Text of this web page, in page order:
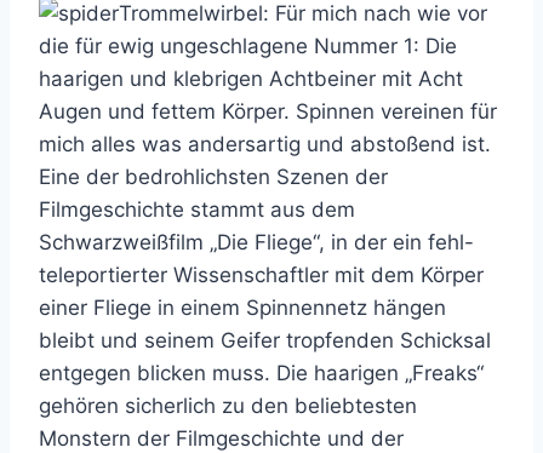
Trommelwirbel: Für mich nach wie vor
die für ewig ungeschlagene Nummer 1: Die
haarigen und klebrigen Achtbeiner mit Acht
Augen und fettem Körper. Spinnen vereinen für
mich alles was andersartig und abstoßend ist.
Eine der bedrohlichsten Szenen der
Filmgeschichte stammt aus dem
Schwarzweißfilm „Die Fliege“, in der ein fehl-
teleportierter Wissenschaftler mit dem Körper
einer Fliege in einem Spinnennetz hängen
bleibt und seinem Geifer tropfenden Schicksal
entgegen blicken muss. Die haarigen „Freaks“
gehören sicherlich zu den beliebtesten
Monstern der Filmgeschichte und der